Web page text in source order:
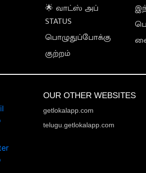
🌟 வாட்ஸ் அப்
STATUS
பொழுதுப்போக்கு
குற்றம்
OUR OTHER WEBSITES
getlokalapp.com
telugu.getlokalapp.com